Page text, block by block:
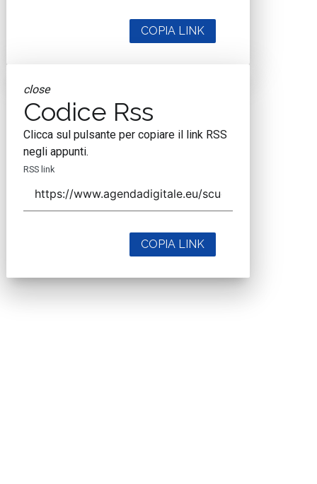
COPIA LINK
close
Codice Rss
Clicca sul pulsante per copiare il link RSS
negli appunti.
RSS link
COPIA LINK